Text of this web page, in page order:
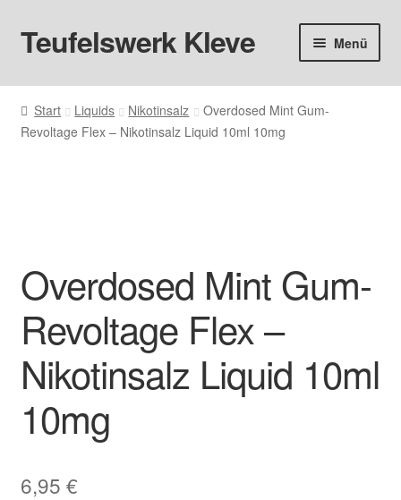
Zur
Navigation
Zum
Inhalt
Teufelswerk Kleve Menü
Startseite
Hardware
Big Puff
Aromen
Basen & Nikotin
Zubehör
Start Liquids Nikotinsalz
Overdosed Mint Gum-
Revoltage Flex – Nikotinsalz Liquid 10ml 10mg
Overdosed Mint Gum-
Revoltage Flex –
Nikotinsalz Liquid 10ml
10mg
6,95 €